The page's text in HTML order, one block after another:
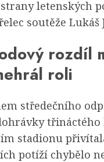
letenských
soutěže Lukáš
rozdíl
roli
středečního
třináctého
stadionu
potíží chybělo